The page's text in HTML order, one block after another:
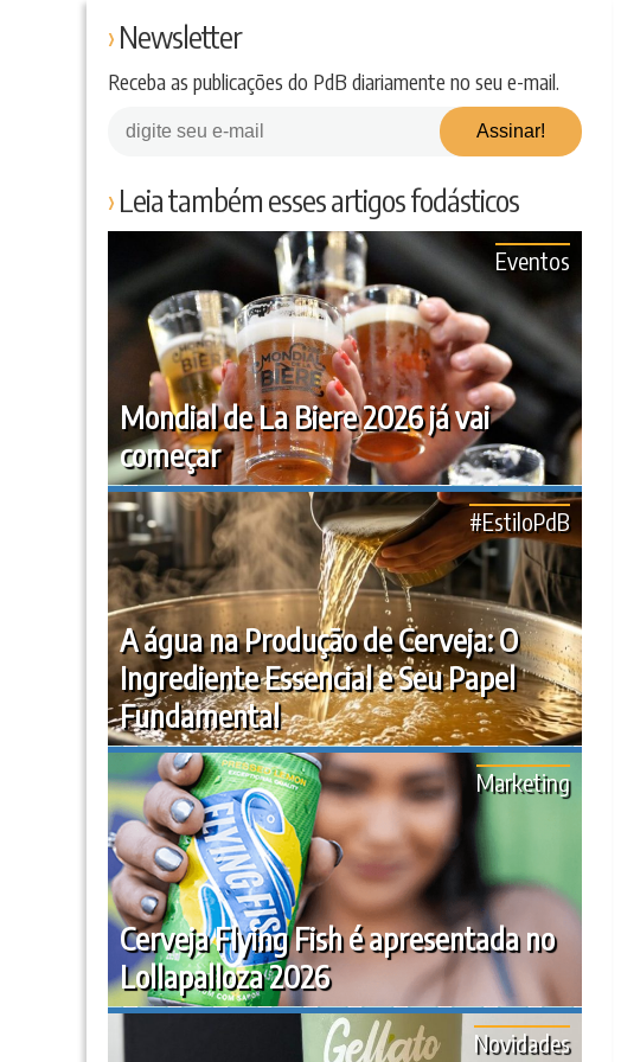
Newsletter
Receba as publicações do PdB diariamente no seu e-mail.
Leia também esses artigos fodásticos
Mondial de La Biere 2026 já vai
começar
Eventos
A água na Produção de Cerveja: O
Ingrediente Essencial e Seu Papel
Fundamental
#EstiloPdB
Cerveja Flying Fish é apresentada no
Lollapalloza 2026
Marketing
Novidades